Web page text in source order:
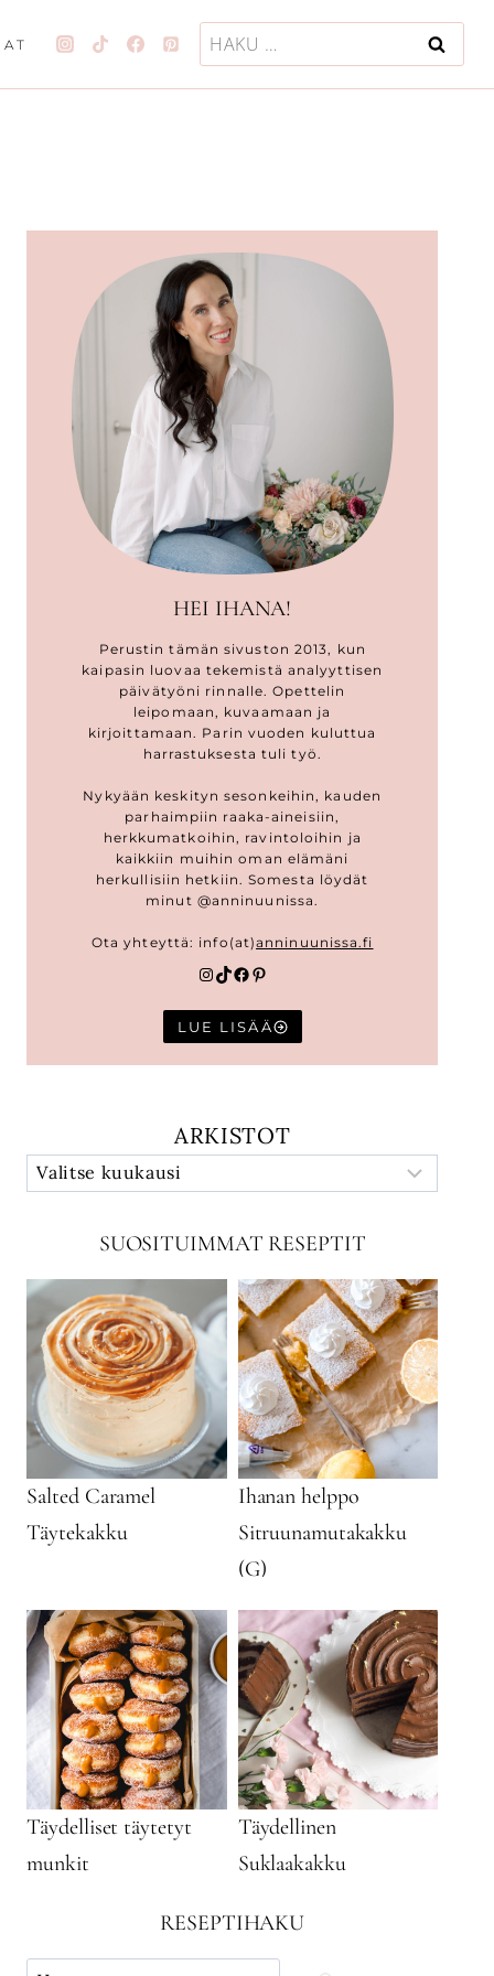
Haku:
HEI IHANA!
Perustin tämän sivuston 2013, kun
kaipasin luovaa tekemistä analyyttisen
päivätyöni rinnalle. Opettelin
leipomaan, kuvaamaan ja
kirjoittamaan. Parin vuoden kuluttua
harrastuksesta tuli työ.
Nykyään keskityn sesonkeihin, kauden
parhaimpiin raaka-aineisiin,
herkkumatkoihin, ravintoloihin ja
kaikkiin muihin oman elämäni
herkullisiin hetkiin. Somesta löydät
minut @anninuunissa.
Ota yhteyttä: info(at)anninuunissa.fi
Instagram
TikTok
Facebook
Pinterest
LUE LISÄÄ
ARKISTOT
SUOSITUIMMAT RESEPTIT
Salted Caramel
Täytekakku
Ihanan helppo
Sitruunamutakakku
(G)
Täydelliset täytetyt
munkit
Täydellinen
Suklaakakku
RESEPTIHAKU
Käytä